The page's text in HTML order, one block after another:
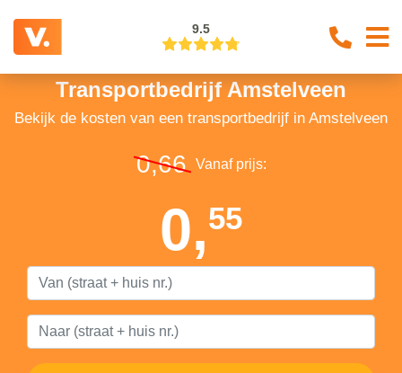
9.5
Transportbedrijf Amstelveen
Bekijk de kosten van een transportbedrijf in Amstelveen
0,66 Vanaf prijs:
0,55